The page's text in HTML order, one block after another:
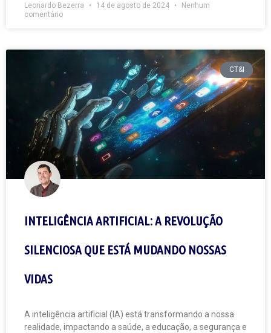
Leonardo Bezerra 14 de agosto de 2024
Nenhum
comentário
CT&I
INTELIGÊNCIA ARTIFICIAL: A REVOLUÇÃO
SILENCIOSA QUE ESTÁ MUDANDO NOSSAS
VIDAS
A inteligência artificial (IA) está transformando a nossa
realidade, impactando a saúde, a educação, a segurança e